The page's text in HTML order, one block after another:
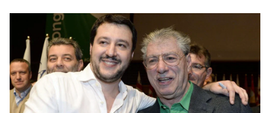
scuola superiore si […]